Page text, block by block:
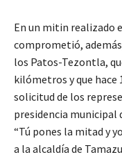
En un mitin realizado
comprometió,
los Patos-Tezontla,
kilómetros y que
solicitud de los
presidencia municipal
“Tú pones la mitad y
a la alcaldía de